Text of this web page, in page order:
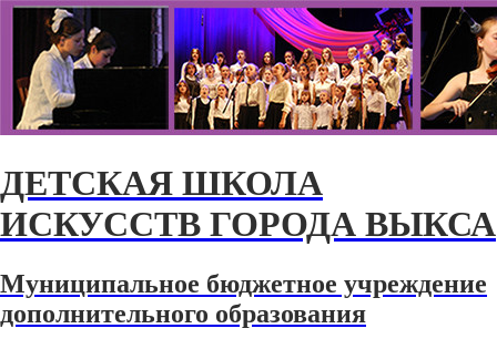
ДЕТСКАЯ ШКОЛА
ИСКУССТВ ГОРОДА ВЫКСА
Муниципальное бюджетное учреждение
дополнительного образования